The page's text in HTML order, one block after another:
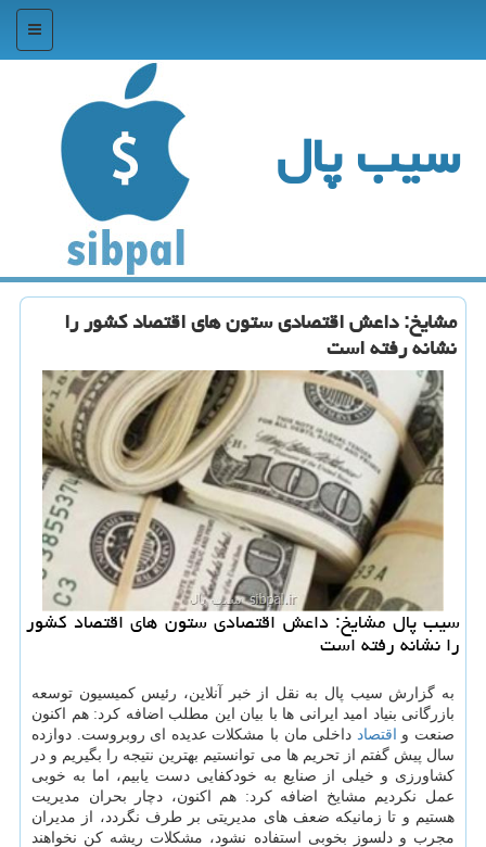
منو
سیب پال
مشایخ: داعش اقتصادی ستون های اقتصاد كشور را
نشانه رفته است
سیب پال مشایخ: داعش اقتصادی ستون های اقتصاد كشور
را نشانه رفته است
به گزارش سیب پال به نقل از خبر آنلاین، رئیس كمیسیون توسعه
بازرگانی بنیاد امید ایرانی ها با بیان این مطلب اضافه كرد: هم اكنون
صنعت و
اقتصاد داخلی مان با مشكلات عدیده ای روبروست. دوازده
سال پیش گفتم از تحریم ها می توانستیم بهترین نتیجه را بگیریم و در
كشاورزی و خیلی از صنایع به خودكفایی دست یابیم، اما به خوبی
عمل نكردیم مشایخ اضافه كرد: هم اكنون، دچار بحران مدیریت
هستیم و تا زمانیكه ضعف های مدیریتی بر طرف نگردد، از مدیران
مجرب و دلسوز بخوبی استفاده نشود، مشكلات ریشه كن نخواهند